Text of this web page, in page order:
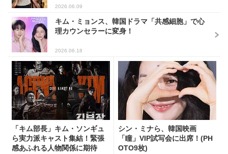
2026.06.09
キム・ミョンス、韓国ドラマ「共感細胞」で心
理カウンセラーに変身！
2026.06.18
「キム部長」キム・ソンギュ
ら実力派キャスト集結！緊張
感あふれる人物関係に期待
シン・ミナら、韓国映画
「瞳」VIP試写会に出席！(PH
OTO9枚)